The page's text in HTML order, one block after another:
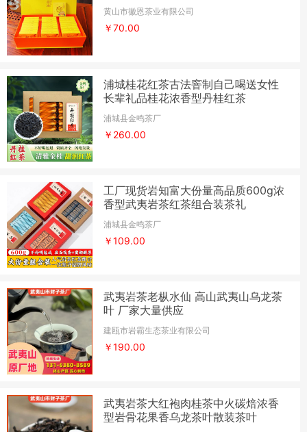
黄山市徽恩茶业有限公司
￥70.00
浦城桂花红茶古法窨制自己喝送女性
长辈礼品桂花浓香型丹桂红茶
浦城县金鸣茶厂
￥260.00
工厂现货岩知富大份量高品质600g浓
香型武夷岩茶红茶组合装茶礼
浦城县金鸣茶厂
￥109.00
武夷岩茶老枞水仙 高山武夷山乌龙茶
叶 厂家大量供应
建瓯市岩霸生态茶业有限公司
￥190.00
武夷岩茶大红袍肉桂茶中火碳焙浓香
型岩骨花果香乌龙茶叶散装茶叶